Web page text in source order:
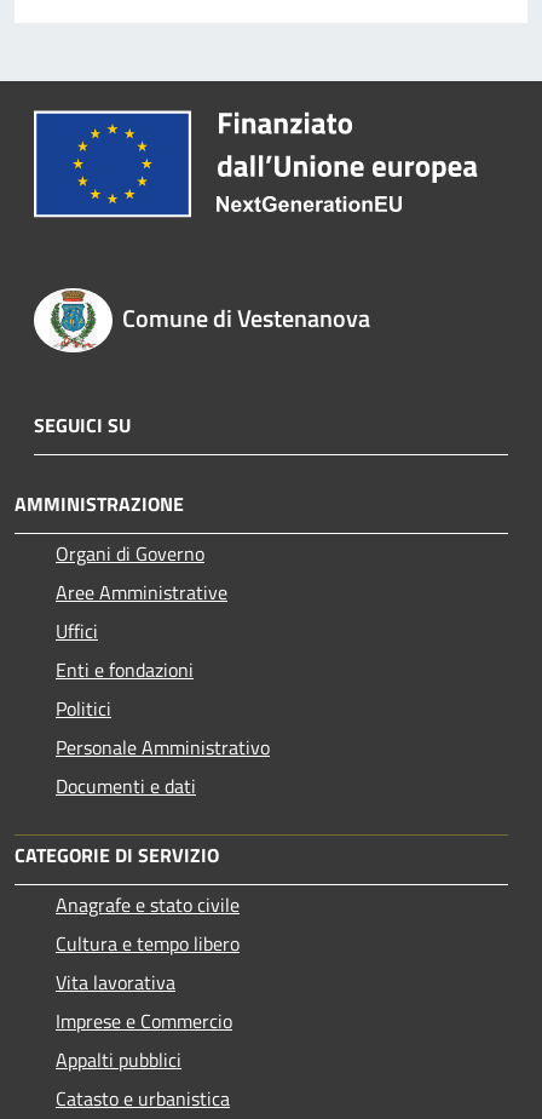
Comune di Vestenanova
SEGUICI SU
AMMINISTRAZIONE
Organi di Governo
Aree Amministrative
Uffici
Enti e fondazioni
Politici
Personale Amministrativo
Documenti e dati
CATEGORIE DI SERVIZIO
Anagrafe e stato civile
Cultura e tempo libero
Vita lavorativa
Imprese e Commercio
Appalti pubblici
Catasto e urbanistica